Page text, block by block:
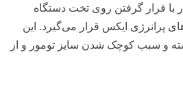
با قرار گرفتن روی تخت دستگاه
پرانرژی ایکس قرار می‌گیرد. این
و سبب کوچک شدن سایز تومور و از